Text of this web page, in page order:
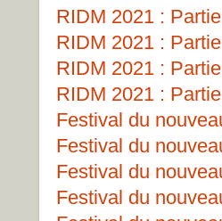
RIDM 2021 :
RIDM 2021 :
RIDM 2021 :
RIDM 2021 :
Festival du
Festival du
Festival du
Festival du